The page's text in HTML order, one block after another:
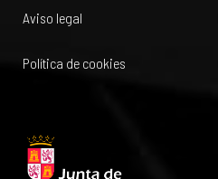
Aviso legal
Política de cookies